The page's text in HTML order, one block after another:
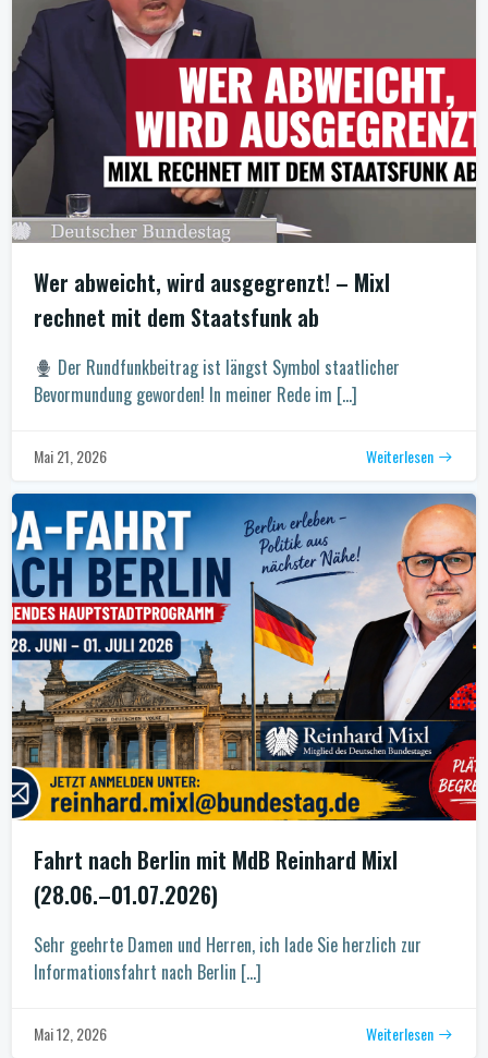
Wer abweicht, wird ausgegrenzt! – Mixl
rechnet mit dem Staatsfunk ab
Der Rundfunkbeitrag ist längst Symbol staatlicher
Bevormundung geworden! In meiner Rede im […]
Mai 21, 2026 Weiterlesen
Fahrt nach Berlin mit MdB Reinhard Mixl
(28.06.–01.07.2026)
Sehr geehrte Damen und Herren, ich lade Sie herzlich zur
Informationsfahrt nach Berlin […]
Mai 12, 2026 Weiterlesen